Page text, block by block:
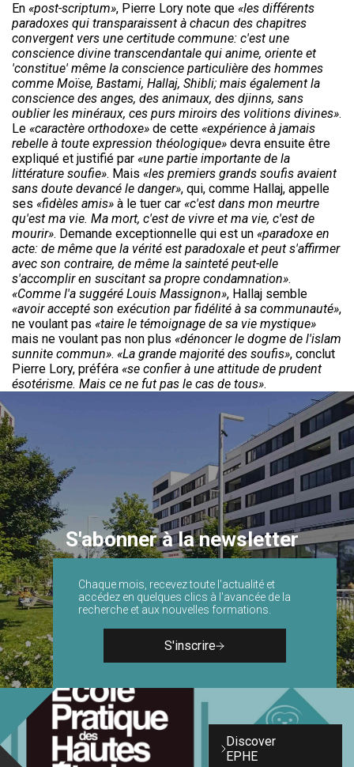
En «post-scriptum», Pierre Lory note que «les différents
paradoxes qui transparaissent à chacun des chapitres
convergent vers une certitude commune: c'est une
conscience divine transcendantale qui anime, oriente et
'constitue' même la conscience particulière des hommes
comme Moïse, Bastami, Hallaj, Shibli; mais également la
conscience des anges, des animaux, des djinns, sans
oublier les minéraux, ces purs miroirs des volitions divines».
Le «caractère orthodoxe» de cette «expérience à jamais
rebelle à toute expression théologique» devra ensuite être
expliqué et justifié par «une partie importante de la
littérature soufie». Mais «les premiers grands soufis avaient
sans doute devancé le danger», qui, comme Hallaj, appelle
ses «fidèles amis» à le tuer car «c'est dans mon meurtre
qu'est ma vie. Ma mort, c'est de vivre et ma vie, c'est de
mourir». Demande exceptionnelle qui est un «paradoxe en
acte: de même que la vérité est paradoxale et peut s'affirmer
avec son contraire, de même la sainteté peut-elle
s'accomplir en suscitant sa propre condamnation».
«Comme l'a suggéré Louis Massignon», Hallaj semble
«avoir accepté son exécution par fidélité à sa communauté»,
ne voulant pas «taire le témoignage de sa vie mystique»
mais ne voulant pas non plus «dénoncer le dogme de l'islam
sunnite commun». «La grande majorité des soufis», conclut
Pierre Lory, préféra «se confier à une attitude de prudent
ésotérisme. Mais ce ne fut pas le cas de tous».
S'abonner à la newsletter
Chaque mois, recevez toute l'actualité et
accédez en quelques clics à l'avancée de la
recherche et aux nouvelles formations.
S'inscrire
Discover
EPHE